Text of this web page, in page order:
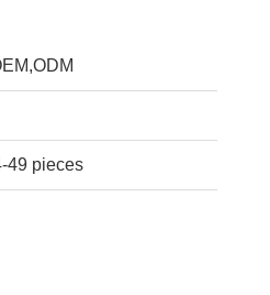
49 pieces